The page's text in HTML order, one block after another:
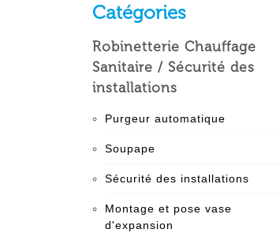
Catégories
Robinetterie Chauffage
Sanitaire / Sécurité des
installations
Purgeur automatique
Soupape
Sécurité des installations
Montage et pose vase
d'expansion